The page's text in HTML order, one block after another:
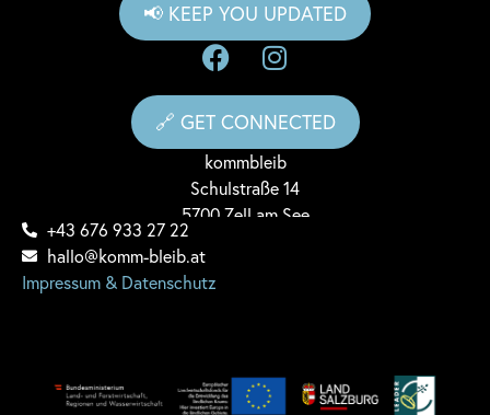
kommbleib
Schulstraße 14
5700 Zell am See
+43 676 933 27 22
hallo@komm-bleib.at
Impressum & Datenschutz
🔗 GET CONNECTED
📢 KEEP YOU UPDATED